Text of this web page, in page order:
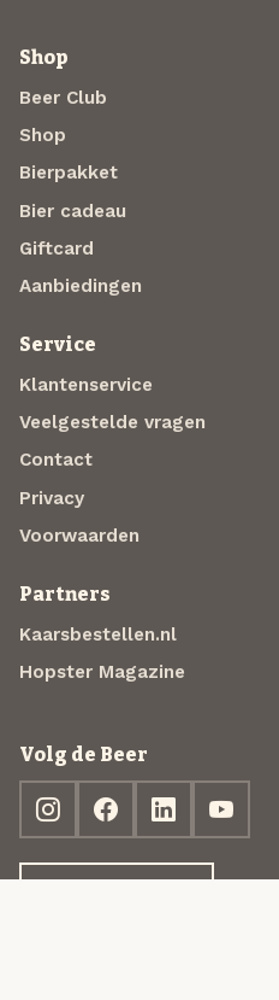
Shop
Beer Club
Shop
Bierpakket
Bier cadeau
Giftcard
Aanbiedingen
Service
Klantenservice
Veelgestelde vragen
Contact
Privacy
Voorwaarden
Partners
Kaarsbestellen.nl
Hopster Magazine
Volg de Beer